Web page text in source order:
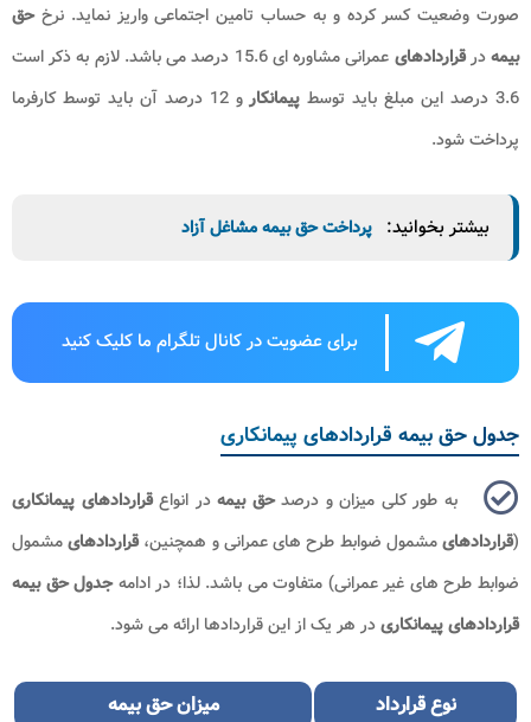
صورت‌ وضعیت کسر کرده و به حساب تامین اجتماعی واریز نماید. نرخحق
بیمهدرقراردادهای
عمرانی مشاوره ای 15.6 درصد می باشد. لازم به ذکر است
3.6 درصد این مبلغ باید توسط
پیمانکار
و 12 درصد آن باید توسط کارفرما
پرداخت شود.
بیشتر بخوانید: پرداخت حق بیمه مشاغل آزاد
برای عضویت در کانال تلگرام ما کلیک کنید
جدول حق بیمه قراردادهای پیمانکاری
به طور کلی میزان و درصدحق بیمهدر انواعقراردادهای پیمانکاری
(قراردادهایمشمول ضوابط طرح ‌های عمرانی و همچنین،قراردادهایمشمول
ضوابط طرح ‌های غیر عمرانی) متفاوت می باشد. لذا؛ در ادامهجدول حق بیمه
قراردادهای پیمانکاریدر هر یک از این قراردادها ارائه می شود.
نوع قرارداد
میزان حق بیمه